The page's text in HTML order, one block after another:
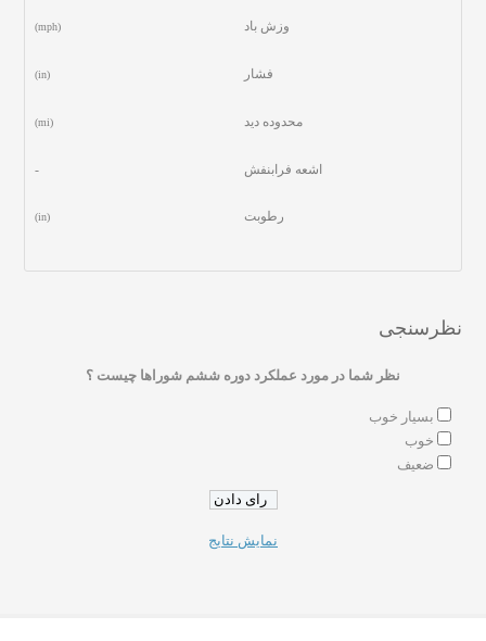
وزش باد (mph)
فشار (in)
محدوده دید (mi)
اشعه فرابنفش -
رطوبت (in)
نظرسنجی
نظر شما در مورد عملکرد دوره ششم شوراها چیست ؟
بسیار خوب
خوب
ضعیف
نمایش نتایج